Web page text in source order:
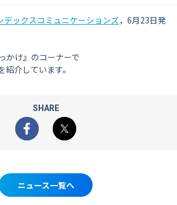
デックスコミュニケーションズ，6月23日発
かけ』のコーナーで
介しています。
SHARE
Facebook
X
ニュース一覧へ